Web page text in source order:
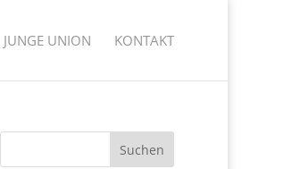
JUNGE UNION KONTAKT